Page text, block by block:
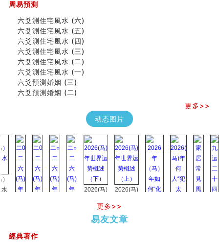
吃相与性格及命运
六爻測住宅風水 (六)
民間風水知識九十四條
马斯克八字分析
饭店餐馆风水布局知识
六爻占卜中如何预测官运、事业运？
《高岛易断》(三)
专家点评手上九大桃花线
四柱八字快速直断技法
创业容易成功的6种手相
算命先生都不外传的算命顺口溜
什么是到山到向？上山下水？
六爻算卦：我能面试升职吗？
《高岛易断》(一)
朱德總司命造 (名⼈⼋字淺析九）
刘燮鈞讲人相 手相论财运
同年同月同日同时同地生命运为何却完全不同？
商舖大門的風水原則 (上)
周易預測
六爻測住宅風水 (六)
六爻測住宅風水 (五)
六爻測住宅風水 (四)
六爻測住宅風水 (三)
六爻測住宅風水 (二)
六爻測住宅風水 (一)
六爻預測婚姻 (三)
六爻預測婚姻 (二)
更多>>
动态图片
2026(马)
（下）
2026(马)
势概述
（上）
更多>>
易友文章
經典著作